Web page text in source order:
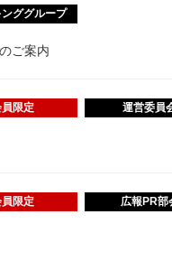
ググループ
ご案内
限定 運営委員
限定 広報PR部